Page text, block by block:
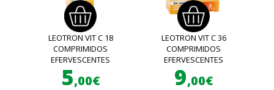
LEOTRON VIT C 18
COMPRIMIDOS
EFERVESCENTES
5,00€
LEOTRON VIT C 36
COMPRIMIDOS
EFERVESCENTES
9,00€